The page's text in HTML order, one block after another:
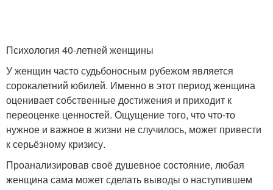
Психология 40-летней женщины
У женщин часто судьбоносным рубежом является
сорокалетний юбилей. Именно в этот период женщина
оценивает собственные достижения и приходит к
переоценке ценностей. Ощущение того, что что-то
нужное и важное в жизни не случилось, может привести
к серьёзному кризису.
Проанализировав своё душевное состояние, любая
женщина сама может сделать выводы о наступившем